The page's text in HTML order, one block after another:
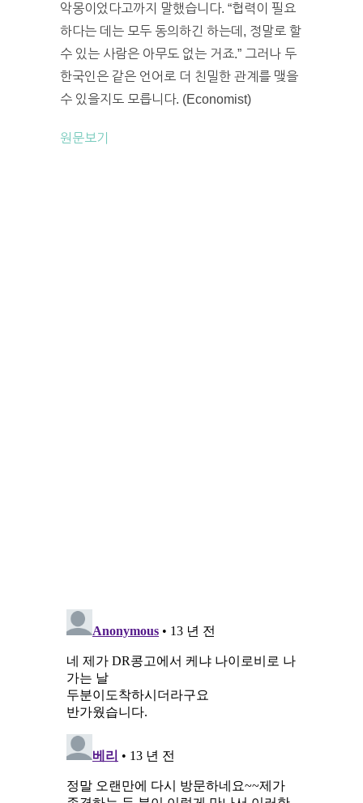
악몽이었다고까지 말했습니다. “협력이 필요
하다는 데는 모두 동의하긴 하는데, 정말로 할
수 있는 사람은 아무도 없는 거죠.” 그러나 두
한국인은 같은 언어로 더 친밀한 관계를 맺을
수 있을지도 모릅니다. (Economist)
원문보기